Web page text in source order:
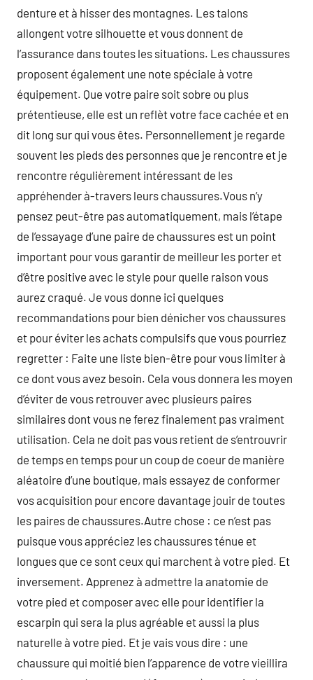
denture et à hisser des montagnes. Les talons
allongent votre silhouette et vous donnent de
l’assurance dans toutes les situations. Les chaussures
proposent également une note spéciale à votre
équipement. Que votre paire soit sobre ou plus
prétentieuse, elle est un reflèt votre face cachée et en
dit long sur qui vous êtes. Personnellement je regarde
souvent les pieds des personnes que je rencontre et je
rencontre régulièrement intéressant de les
appréhender à-travers leurs chaussures.Vous n’y
pensez peut-être pas automatiquement, mais l’étape
de l’essayage d’une paire de chaussures est un point
important pour vous garantir de meilleur les porter et
d’être positive avec le style pour quelle raison vous
aurez craqué. Je vous donne ici quelques
recommandations pour bien dénicher vos chaussures
et pour éviter les achats compulsifs que vous pourriez
regretter : Faite une liste bien-être pour vous limiter à
ce dont vous avez besoin. Cela vous donnera les moyen
d’éviter de vous retrouver avec plusieurs paires
similaires dont vous ne ferez finalement pas vraiment
utilisation. Cela ne doit pas vous retient de s’entrouvrir
de temps en temps pour un coup de coeur de manière
aléatoire d’une boutique, mais essayez de conformer
vos acquisition pour encore davantage jouir de toutes
les paires de chaussures.Autre chose : ce n’est pas
puisque vous appréciez les chaussures ténue et
longues que ce sont ceux qui marchent à votre pied. Et
inversement. Apprenez à admettre la anatomie de
votre pied et composer avec elle pour identifier la
escarpin qui sera la plus agréable et aussi la plus
naturelle à votre pied. Et je vais vous dire : une
chaussure qui moitié bien l’apparence de votre vieillira